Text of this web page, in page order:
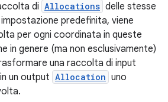
di Allocations delle stesse
impostazione predefinita, viene
per ogni coordinata in queste
in genere (ma non esclusivamente)
una raccolta di input
in un output Allocation uno